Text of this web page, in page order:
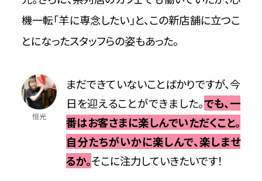
機一転「羊に専念したい」と、この新店舗に立つこ
とになったスタッフらの姿もあった。
恒光
まだできていないことばかりですが、今
日を迎えることができました。でも、一
番はお客さまに楽しんでいただくこと。
自分たちがいかに楽しんで、楽しませ
るか。そこに注力していきたいです！